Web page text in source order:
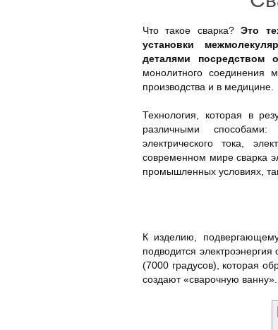
Что такое сварка?Это
установки
деталями посредством
монолитного соединения
производства и в медицине.
Технология, которая в
различными способами:
электрического тока,
современном мире сварка
промышленных условиях,
К изделию,
подводится
(7000 градусов), которая
создают «сварочную ванну».